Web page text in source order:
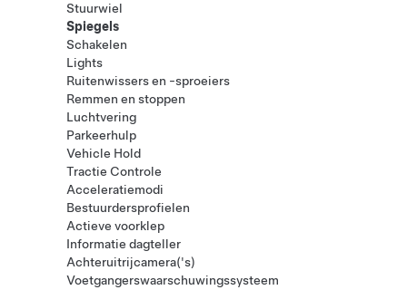
Stuurwiel
Spiegels
Schakelen
Lights
Ruitenwissers en -sproeiers
Remmen en stoppen
Luchtvering
Parkeerhulp
Vehicle Hold
Tractie Controle
Acceleratiemodi
Bestuurdersprofielen
Actieve voorklep
Informatie dagteller
Achteruitrijcamera('s)
Voetgangerswaarschuwingssysteem